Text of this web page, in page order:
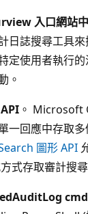
入口網站
日誌搜尋工具
定使用者執行
。
。 Microsoft
一回應中存取
圖形 API
式存取審計搜